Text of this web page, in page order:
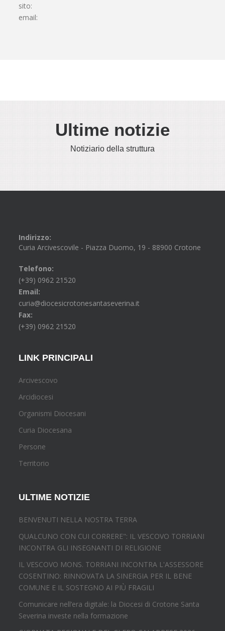
sito:
email:
Ultime notizie
Notiziario della struttura
Indirizzo:
Curia Arcivescovile - Piazza Duomo, 19 - 88900 Crotone
Telefono:
(+39) 0962 21520
Email:
curia@diocesicrotonesantaseverina.it
Fax:
(+39) 0962 21520
LINK PRINCIPALI
Arcivescovo
Arcidiocesi
Organismi Diocesani
Curia Diocesana
Persone
Territorio
ULTIME NOTIZIE
BENVENUTI NELLA NOSTRA TERRA
QUALCUNO CON CUI CORRERE": IL VESCOVO TORRIANI
INCONTRA GLI INSEGNANTI DI RELIGIONE
IL VESCOVO MONS. TORRIANI INCONTRA L'ASSESSORE
COSENTINO: RINNOVATA LA SINERGIA PER IL BENE
COMUNE E IL SOSTEGNO AI PIÙ FRAGILI
Comunicare nell’era digitale: la Diocesi di Crotone Santa
Severina investe nella formazione